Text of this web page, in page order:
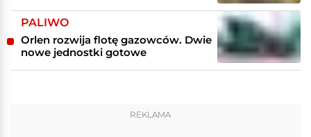
PALIWO
Orlen rozwija flotę gazowców. Dwie
nowe jednostki gotowe
REKLAMA